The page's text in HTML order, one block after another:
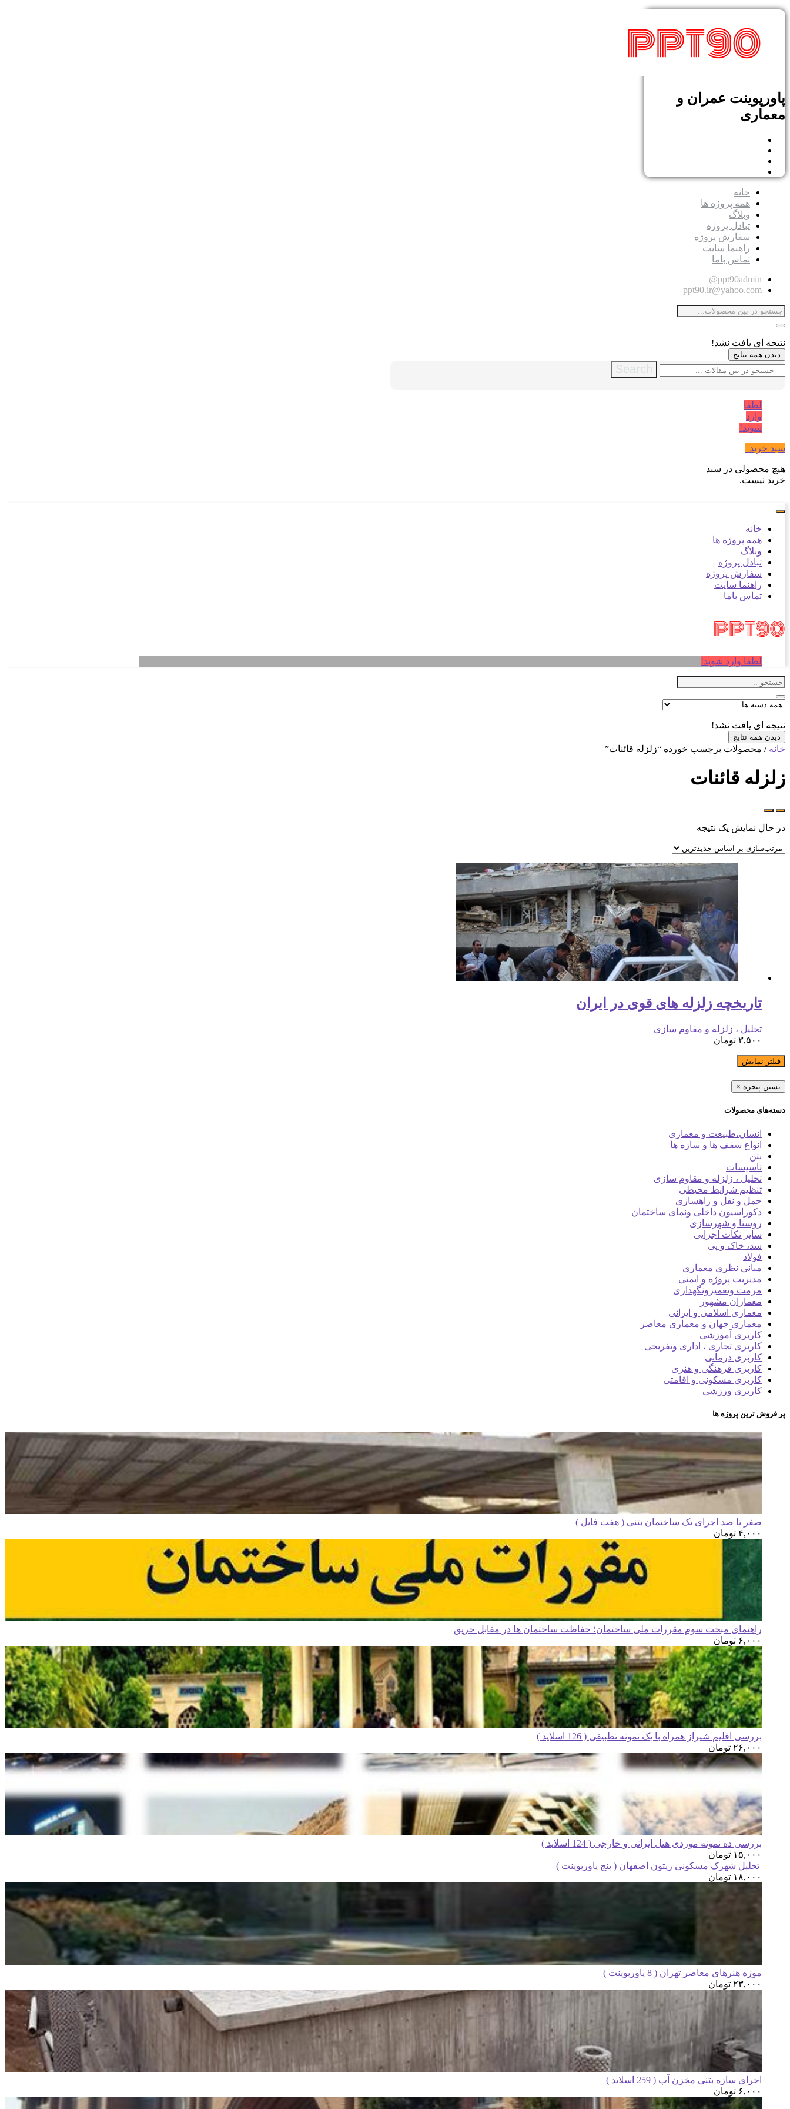
پاورپوینت عمران و
معماری
خانه
همه پروژه ها
وبلاگ
تبادل پروژه
سفارش پروژه
راهنما سایت
تماس باما
ppt90admin@
ppt90.ir@yahoo.com
نتیجه ای یافت نشد!
دیدن همه نتایج
Search
لطفا
وارد
شوید!
سبد خرید
هیچ محصولی در سبد
خرید نیست.
خانه
همه پروژه ها
وبلاگ
تبادل پروژه
سفارش پروژه
راهنما سایت
تماس باما
لطفا وارد شوید!
نتیجه ای یافت نشد!
دیدن همه نتایج
خانه / محصولات برچسب خورده “زلزله قائنات”
زلزله قائنات
در حال نمایش یک نتیجه
تاریخچه زلزله های قوی در ایران
تحلیل ، زلزله و مقاوم سازی
۳,۵۰۰ تومان
فیلتر نمایش
بستن پنجره ×
دسته‌های محصولات
انسان،طبیعت و معماری
انواع سقف ها و سازه ها
بتن
تاسیسات
تحلیل ، زلزله و مقاوم سازی
تنظیم شرایط محیطی
حمل و نقل و راهسازی
دکوراسیون داخلی ونمای ساختمان
روستا و شهرسازی
سایر نکات اجرایی
سد، خاک و پی
فولاد
مبانی نظری معماری
مدیریت پروژه و ایمنی
مرمت وتعمیرونگهداری
معماران مشهور
معماری اسلامی و ایرانی
معماری جهان و معماری معاصر
کاربری آموزشی
کاربری تجاری ، اداری وتفریحی
کاربری درمانی
کاربری فرهنگی و هنری
کاربری مسکونی و اقامتی
کاربری ورزشی
پر فروش ترین پروژه ها
صفر تا صد اجرای یک ساختمان بتنی ( هفت فایل )
۴,۰۰۰ تومان
راهنمای مبحث سوم مقررات ملی ساختمان؛ حفاظت ساختمان ها در مقابل حریق
۶,۰۰۰ تومان
بررسی اقلیم شیراز همراه با یک نمونه تطبیقی ( 126 اسلاید )
۲۶,۰۰۰ تومان
بررسی ده نمونه موردی هتل ایرانی و خارجی ( 124 اسلاید )
۱۵,۰۰۰ تومان
تحلیل شهرک مسکونی زیتون اصفهان ( پنج پاورپوینت )
۱۸,۰۰۰ تومان
موزه هنرهای معاصر تهران ( 8 پاورپوینت )
۲۳,۰۰۰ تومان
اجرای سازه بتنی مخزن آب ( 259 اسلاید )
۶,۰۰۰ تومان